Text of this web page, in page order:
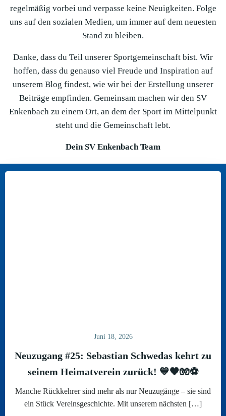
regelmäßig vorbei und verpasse keine Neuigkeiten. Folge
uns auf den sozialen Medien, um immer auf dem neuesten
Stand zu bleiben.
Danke, dass du Teil unserer Sportgemeinschaft bist. Wir
hoffen, dass du genauso viel Freude und Inspiration auf
unserem Blog findest, wie wir bei der Erstellung unserer
Beiträge empfinden. Gemeinsam machen wir den SV
Enkenbach zu einem Ort, an dem der Sport im Mittelpunkt
steht und die Gemeinschaft lebt.
Dein SV Enkenbach Team
Juni 18, 2026
Neuzugang #25: Sebastian Schwedas kehrt zu
seinem Heimatverein zurück! 💙🖤🧤⚽
Manche Rückkehrer sind mehr als nur Neuzugänge – sie sind
ein Stück Vereinsgeschichte. Mit unserem nächsten […]